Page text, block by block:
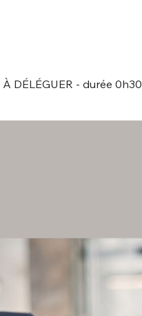
À DÉLÉGUER - durée 0h30